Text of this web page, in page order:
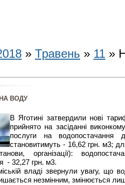
» Травень » 11 »
ВОДУ
В Яготині затвердили нові
прийнято на засіданні
послуги на водопостачання
становитимуть - 16,62 грн. м3;
організації):
- 32,27 грн. м3.
владі звернули увагу, що
незмінним, змінюється